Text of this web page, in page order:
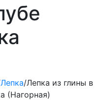
Лепка/Лепка из глины в
(Нагорная)